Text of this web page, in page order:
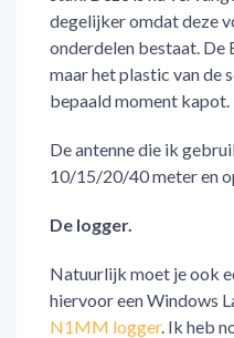
degelijker omdat deze
onderdelen bestaat. De
maar het plastic van de
bepaald moment kapot.
De antenne die ik
10/15/20/40 meter en
De logger.
Natuurlijk moet je ook
hiervoor een Windows
N1MM logger. Ik heb